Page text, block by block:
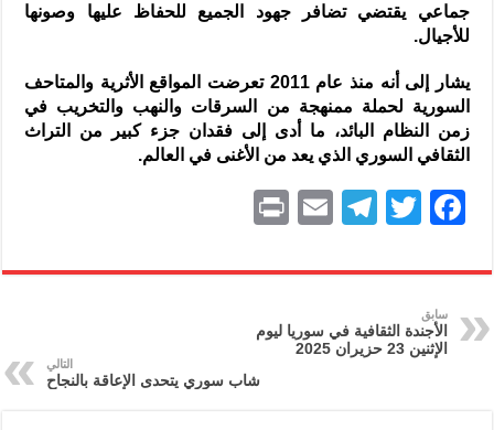
جماعي يقتضي تضافر جهود الجميع للحفاظ عليها وصونها
للأجيال.
يشار إلى أنه منذ عام 2011 تعرضت المواقع الأثرية والمتاحف
السورية لحملة ممنهجة من السرقات والنهب والتخريب في
زمن النظام البائد، ما أدى إلى فقدان جزء كبير من التراث
الثقافي السوري الذي يعد من الأغنى في العالم.
F
c
e
b
T
itt
er
T
e
a
E
ai
l
nt
سابق
الأجندة الثقافية في سوريا ليوم
الإثنين 23 حزيران 2025
التالي
شاب سوري يتحدى الإعاقة بالنجاح